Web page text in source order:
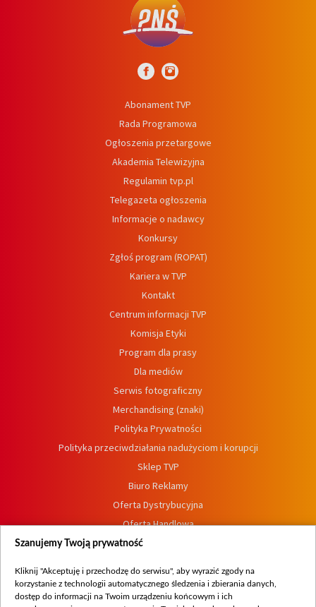
Abonament TVP
Rada Programowa
Ogłoszenia przetargowe
Akademia Telewizyjna
Regulamin tvp.pl
Telegazeta ogłoszenia
Informacje o nadawcy
Konkursy
Zgłoś program (ROPAT)
Kariera w TVP
Kontakt
Centrum informacji TVP
Komisja Etyki
Program dla prasy
Dla mediów
Serwis fotograficzny
Merchandising (znaki)
Polityka Prywatności
Polityka przeciwdziałania nadużyciom i korupcji
Sklep TVP
Biuro Reklamy
Oferta Dystrybucyjna
Oferta Handlowa
Dostępność
Procedura zgłoszeń wewnętrznych
Szanujemy Twoją prywatność
Kliknij "Akceptuję i przechodzę do serwisu", aby wyrazić zgody na
korzystanie z technologii automatycznego śledzenia i zbierania danych,
dostęp do informacji na Twoim urządzeniu końcowym i ich